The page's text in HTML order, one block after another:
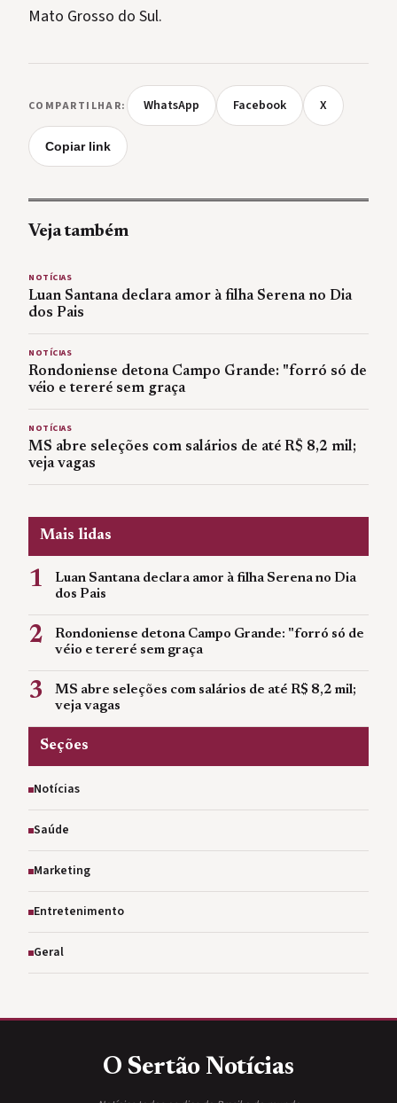
Mato Grosso do Sul.
COMPARTILHAR: WhatsApp Facebook X
Copiar link
Veja também
NOTÍCIAS
Luan Santana declara amor à filha Serena no Dia
dos Pais
NOTÍCIAS
Rondoniense detona Campo Grande: "forró só de
véio e tereré sem graça
NOTÍCIAS
MS abre seleções com salários de até R$ 8,2 mil;
veja vagas
Mais lidas
1
Luan Santana declara amor à filha Serena no Dia
dos Pais
2
Rondoniense detona Campo Grande: "forró só de
véio e tereré sem graça
3
MS abre seleções com salários de até R$ 8,2 mil;
veja vagas
Seções
Notícias
Saúde
Marketing
Entretenimento
Geral
O Sertão Notícias